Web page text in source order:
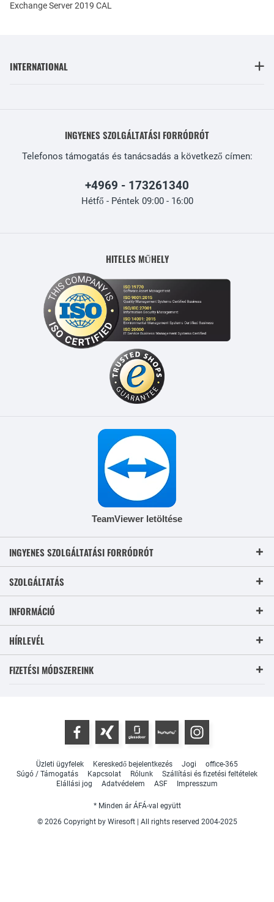
Exchange Server 2019 CAL
INTERNATIONAL
INGYENES SZOLGÁLTATÁSI FORRÓDRÓT
Telefonos támogatás és tanácsadás a következő címen:
+4969 - 173261340
Hétfő - Péntek 09:00 - 16:00
HITELES MŰHELY
TeamViewer letöltése
INGYENES SZOLGÁLTATÁSI FORRÓDRÓT
SZOLGÁLTATÁS
INFORMÁCIÓ
HÍRLEVÉL
FIZETÉSI MÓDSZEREINK
Üzleti ügyfelek Kereskedő bejelentkezés Jogi
office-365
Súgó / Támogatás
Kapcsolat Rólunk
Szállítási és fizetési feltételek
Elállási jog
Adatvédelem ASF Impresszum
* Minden ár ÁFÁ-val együtt
© 2026 Copyright by Wiresoft | All rights reserved 2004-2025